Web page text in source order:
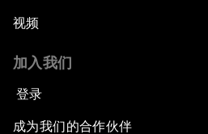
视频
加入我们
登录
成为我们的合作伙伴